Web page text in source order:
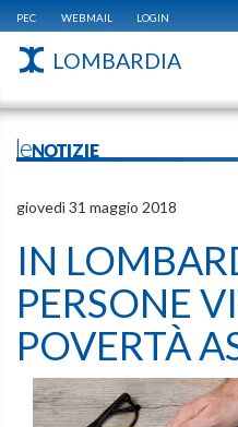
PEC WEBMAIL LOGIN
LOMBARDIA
leNOTIZIE
giovedì 31 maggio 2018
IN
PERSONE
POVERTÀ